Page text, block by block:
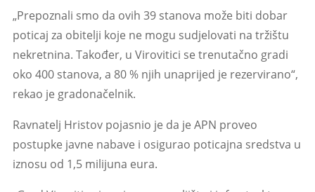
„Prepoznali smo da ovih 39 stanova može biti dobar
poticaj za obitelji koje ne mogu sudjelovati na tržištu
nekretnina. Također, u Virovitici se trenutačno gradi
oko 400 stanova, a 80 % njih unaprijed je rezervirano“,
rekao je gradonačelnik.
Ravnatelj Hristov pojasnio je da je APN proveo
postupke javne nabave i osigurao poticajna sredstva u
iznosu od 1,5 milijuna eura.